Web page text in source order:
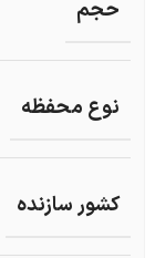
حجم
نوع محفظه
کشور سازنده